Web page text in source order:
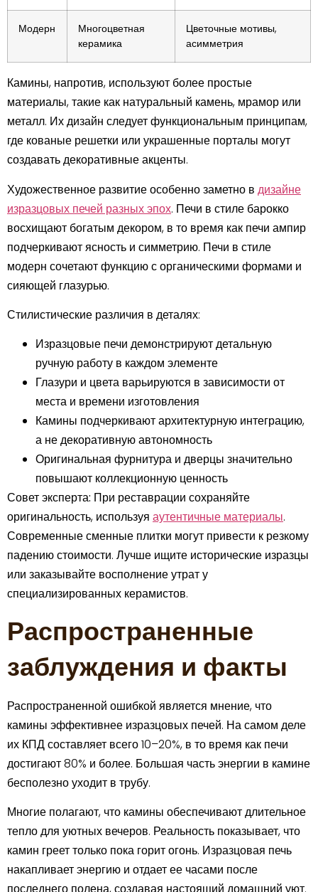
Модерн
Многоцветная
керамика
Цветочные мотивы,
асимметрия
Камины, напротив, используют более простые
материалы, такие как натуральный камень, мрамор или
металл. Их дизайн следует функциональным принципам,
где кованые решетки или украшенные порталы могут
создавать декоративные акценты.
Художественное развитие особенно заметно в дизайне
изразцовых печей разных эпох. Печи в стиле барокко
восхищают богатым декором, в то время как печи ампир
подчеркивают ясность и симметрию. Печи в стиле
модерн сочетают функцию с органическими формами и
сияющей глазурью.
Стилистические различия в деталях:
Изразцовые печи демонстрируют детальную
ручную работу в каждом элементе
Глазури и цвета варьируются в зависимости от
места и времени изготовления
Камины подчеркивают архитектурную интеграцию,
а не декоративную автономность
Оригинальная фурнитура и дверцы значительно
повышают коллекционную ценность
Совет эксперта: При реставрации сохраняйте
оригинальность, используя аутентичные материалы.
Современные сменные плитки могут привести к резкому
падению стоимости. Лучше ищите исторические изразцы
или заказывайте восполнение утрат у
специализированных керамистов.
Распространенные
заблуждения и факты
Распространенной ошибкой является мнение, что
камины эффективнее изразцовых печей. На самом деле
их КПД составляет всего 10–20%, в то время как печи
достигают 80% и более. Большая часть энергии в камине
бесполезно уходит в трубу.
Многие полагают, что камины обеспечивают длительное
тепло для уютных вечеров. Реальность показывает, что
камин греет только пока горит огонь. Изразцовая печь
накапливает энергию и отдает ее часами после